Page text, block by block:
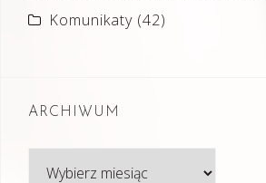
Komunikaty (42)
ARCHIWUM